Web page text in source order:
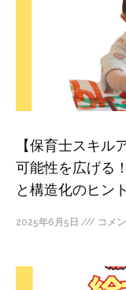
【保育士スキル
可能性を広げる
と構造化のヒント
2025年6月5日 コメ